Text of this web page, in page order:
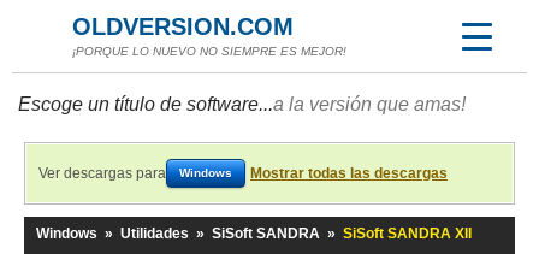
OLDVERSION.COM
¡PORQUE LO NUEVO NO SIEMPRE ES MEJOR!
Escoge un título de software...a la versión que amas!
Ver descargas para Windows Mostrar todas las descargas
Windows » Utilidades » SiSoft SANDRA » SiSoft SANDRA XII